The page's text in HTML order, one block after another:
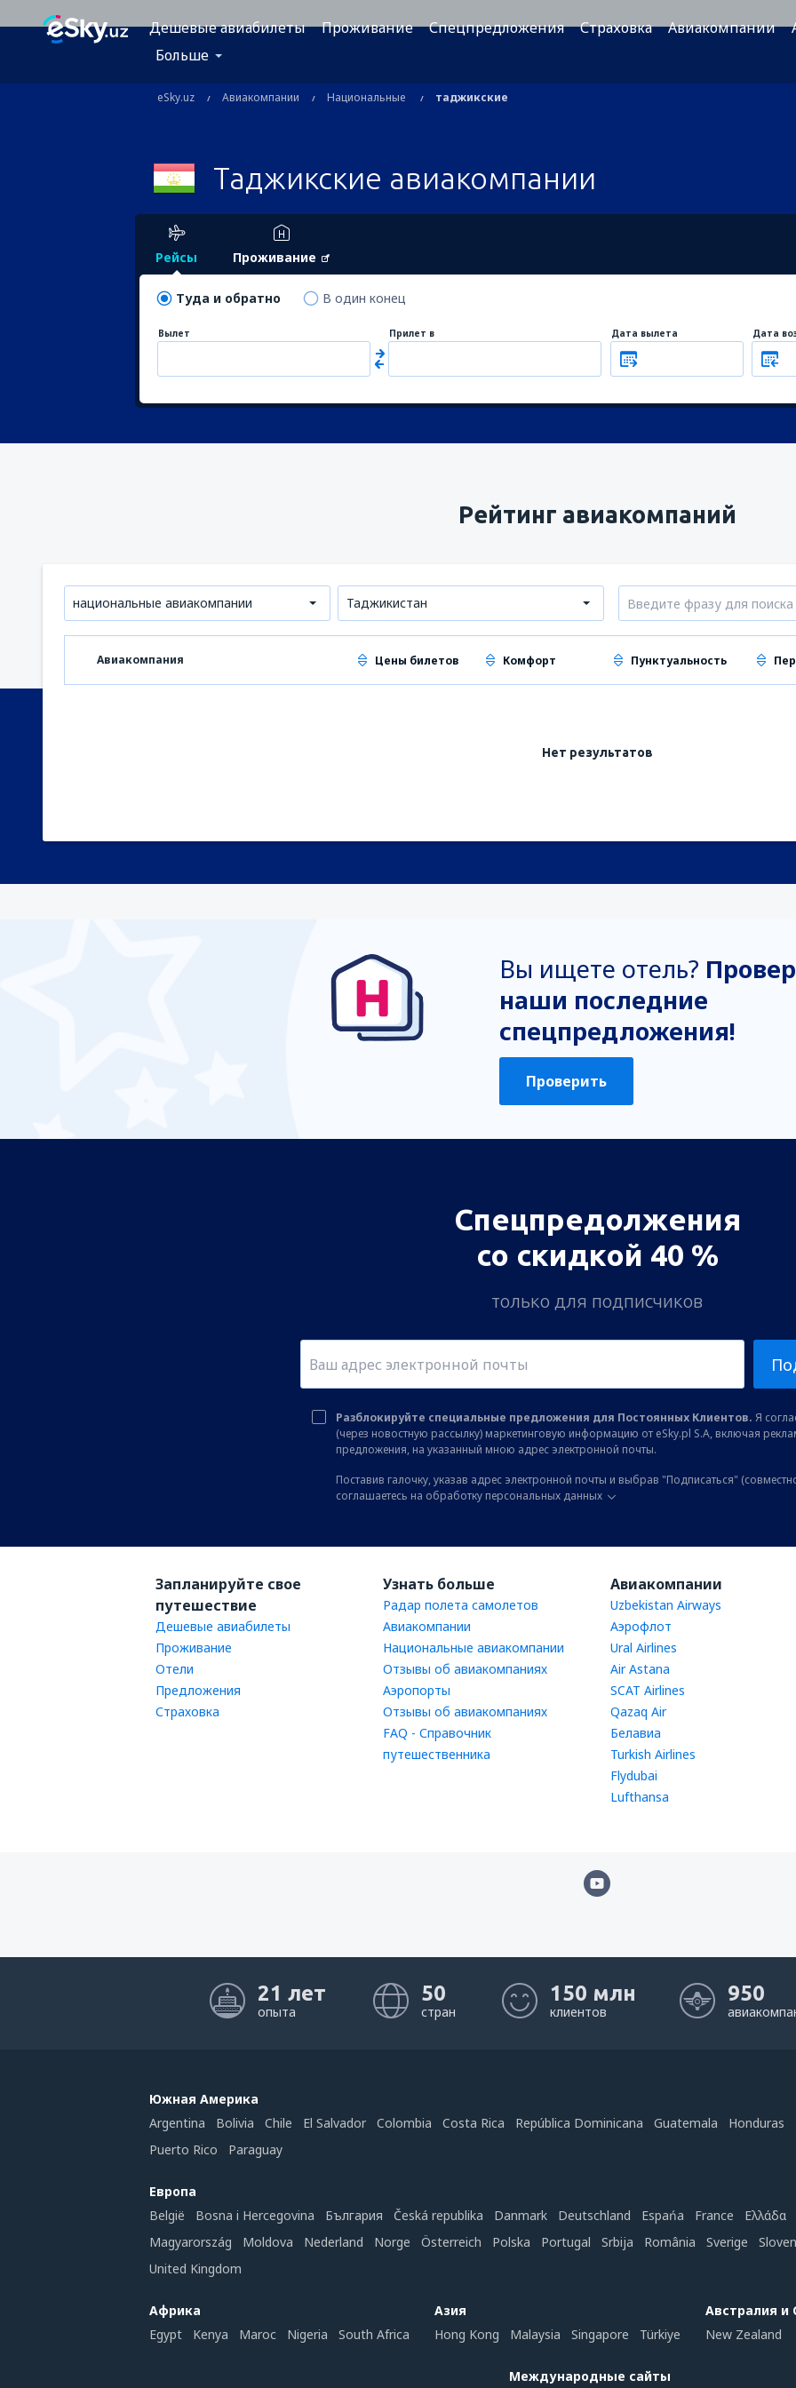
Дешевые авиабилеты Проживание Спецпредложения Страховка Авиакомпании
Больше
eSky.uz Авиакомпании Национальные таджикские
Таджикские авиакомпании
Рейсы Проживание
Туда и обратно В один конец
Вылет Прилет в Дата вылета Дата
Рейтинг авиакомпаний
национальные авиакомпании Таджикистан
Авиакомпания Цены билетов Комфорт Пунктуальность
Нет результатов
Вы ищете отель?
наши последние
спецпредложения!
Проверить
Спецпредолжения
со скидкой 40 %
только для подписчиков
Разблокируйте специальные предложения для Постоянных Клиентов. Я
(через новостную рассылку) маркетинговую информацию от eSky.pl S.A, включая
предложения, на указанный мною адрес электронной почты.
Поставив галочку, указав адрес электронной почты и выбрав "Подписаться"
соглашаетесь на обработку персональных данных
Запланируйте свое
путешествие
Дешевые авиабилеты
Проживание
Отели
Предложения
Страховка
Узнать больше
Радар полета самолетов
Авиакомпании
Национальные авиакомпании
Отзывы об авиакомпаниях
Аэропорты
Отзывы об авиакомпаниях
FAQ - Справочник
путешественника
Авиакомпании
Uzbekistan Airways
Аэрофлот
Ural Airlines
Air Astana
SCAT Airlines
Qazaq Air
Белавиа
Turkish Airlines
Flydubai
Lufthansa
21 лет
опыта
50
стран
150 млн
клиентов
950
Южная Америка
Argentina
Bolivia Chile El Salvador Colombia Costa Rica República Dominicana Guatemala Honduras
Puerto Rico
Paraguay
Европа
België
Bosna i Hercegovina България Česká republika Danmark Deutschland Espańa France
Ελλάδα
Magyarország
Moldova Nederland Norge Österreich Polska Portugal Srbija România Sverige
United Kingdom
Африка
Egypt
Kenya Maroc Nigeria South Africa
Азия
Hong Kong
Malaysia Singapore Türkiye
Австралия и
New Zealand
Международные сайты